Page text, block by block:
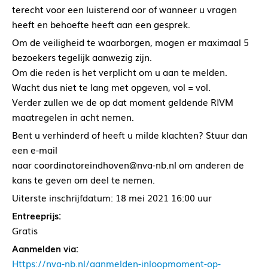
terecht voor een luisterend oor of wanneer u vragen
heeft en behoefte heeft aan een gesprek.
Om de veiligheid te waarborgen, mogen er maximaal 5
bezoekers tegelijk aanwezig zijn.
Om die reden is het verplicht om u aan te melden.
Wacht dus niet te lang met opgeven, vol = vol.
Verder zullen we de op dat moment geldende RIVM
maatregelen in acht nemen.
Bent u verhinderd of heeft u milde klachten? Stuur dan
een e-mail
naar coordinatoreindhoven@nva-nb.nl om anderen de
kans te geven om deel te nemen.
Uiterste inschrijfdatum: 18 mei 2021 16:00 uur
Entreeprijs:
Gratis
Aanmelden via:
Https://nva-nb.nl/aanmelden-inloopmoment-op-